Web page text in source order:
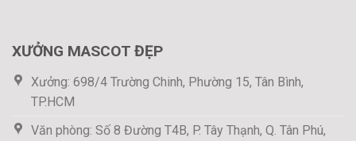
XƯỞNG MASCOT ĐẸP
Xưởng: 698/4 Trường Chinh, Phường 15, Tân Bình,
TP.HCM
Văn phòng: Số 8 Đường T4B, P. Tây Thạnh, Q. Tân Phú,